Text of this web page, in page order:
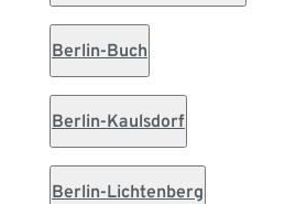
Berlin-Buch
Berlin-Kaulsdorf
Berlin-Lichtenberg